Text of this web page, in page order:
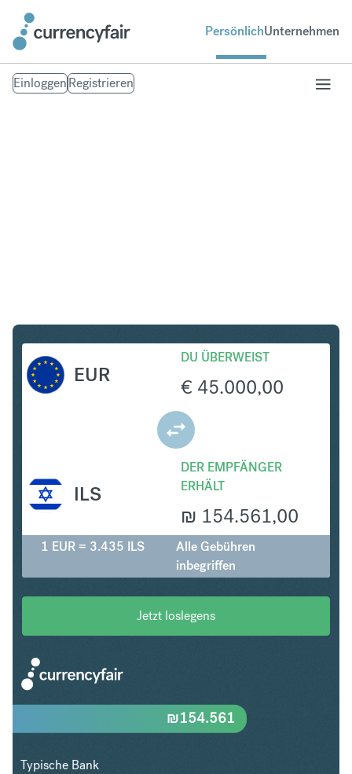
PersönlichUnternehmen
EinloggenRegistrieren
EUR
DU ÜBERWEIST
€ 45.000,00
DER EMPFÄNGER
ERHÄLT
₪ 154.561,00
ILS
1 EUR = 3.435 ILS
Alle Gebühren
inbegriffen
Jetzt loslegens
₪154.561
Typische Bank